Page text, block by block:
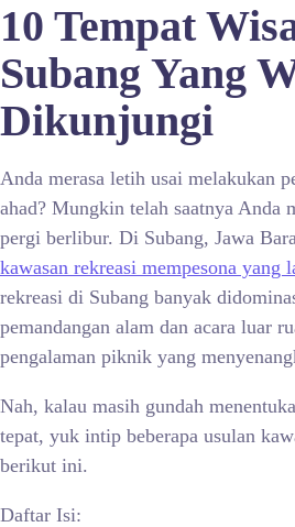
10 Tempat
Subang Yang
Dikunjungi
Anda merasa letih usai melakukan
ahad? Mungkin telah saatnya Anda
pergi berlibur. Di Subang, Jawa
kawasan rekreasi mempesona yang
rekreasi di Subang banyak
pemandangan alam dan acara luar
pengalaman piknik yang
Nah, kalau masih gundah
tepat, yuk intip beberapa usulan
berikut ini.
Daftar Isi: